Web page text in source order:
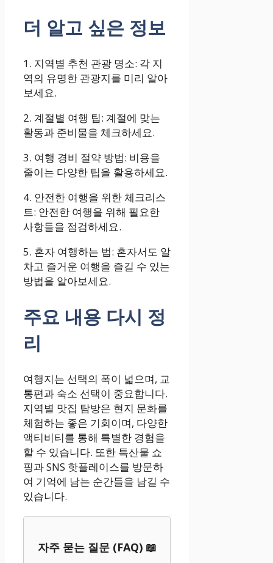
더 알고 싶은 정보
1. 지역별 추천 관광 명소: 각 지
역의 유명한 관광지를 미리 알아
보세요.
2. 계절별 여행 팁: 계절에 맞는
활동과 준비물을 체크하세요.
3. 여행 경비 절약 방법: 비용을
줄이는 다양한 팁을 활용하세요.
4. 안전한 여행을 위한 체크리스
트: 안전한 여행을 위해 필요한
사항들을 점검하세요.
5. 혼자 여행하는 법: 혼자서도 알
차고 즐거운 여행을 즐길 수 있는
방법을 알아보세요.
주요 내용 다시 정
리
여행지는 선택의 폭이 넓으며, 교
통편과 숙소 선택이 중요합니다.
지역별 맛집 탐방은 현지 문화를
체험하는 좋은 기회이며, 다양한
액티비티를 통해 특별한 경험을
할 수 있습니다. 또한 특산물 쇼
핑과 SNS 핫플레이스를 방문하
여 기억에 남는 순간들을 남길 수
있습니다.
자주 묻는 질문 (FAQ) 📖